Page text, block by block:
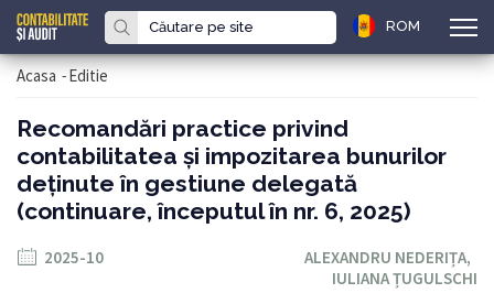
ROM
Acasa -Editie
Recomandări practice privind
contabilitatea şi impozitarea bunurilor
deţinute în gestiune delegată
(continuare, începutul în nr. 6, 2025)
2025-10
ALEXANDRU NEDERIȚA,
IULIANA ȚUGULSCHI